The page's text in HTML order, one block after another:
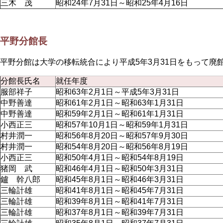
三木 茂 昭和24年7月31日～昭和25年4月16日
平野分館長
平野分館は大学の移転統合により平成5年3月31日をもって廃
分館長氏名
就任年度
服部祥子
昭和63年2月1日～平成5年3月31日
中野善達
昭和61年2月1日～昭和63年1月31日
中野善達
昭和59年2月1日～昭和61年1月31日
小西正三
昭和57年10月1日～昭和59年1月31日
村井潤一
昭和56年8月20日～昭和57年9月30日
村井潤一
昭和54年8月20日～昭和56年8月19日
小西正三
昭和50年4月1日～昭和54年8月19日
猪岡 武
昭和46年4月1日～昭和50年3月31日
鑪 幹八郎
昭和45年8月1日～昭和46年3月31日
三輪計雄
昭和41年8月1日～昭和45年7月31日
三輪計雄
昭和39年8月1日～昭和41年7月31日
三輪計雄
昭和37年8月1日～昭和39年7月31日